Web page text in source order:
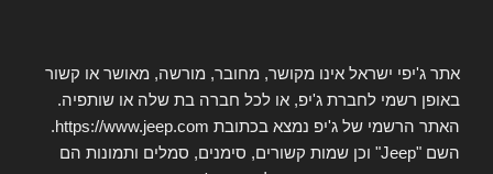
אתר ג'יפי ישראל אינו מקושר, מחובר, מורשה, מאושר או קשור
באופן רשמי לחברת ג'יפ, או לכל חברה בת שלה או שותפיה.
האתר הרשמי של ג'יפ נמצא בכתובת https://www.jeep.com.
השם "Jeep" וכן שמות קשורים, סימנים, סמלים ותמונות הם